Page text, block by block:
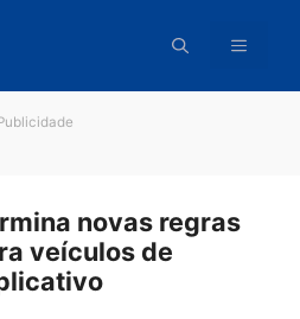
novas regras
veículos de